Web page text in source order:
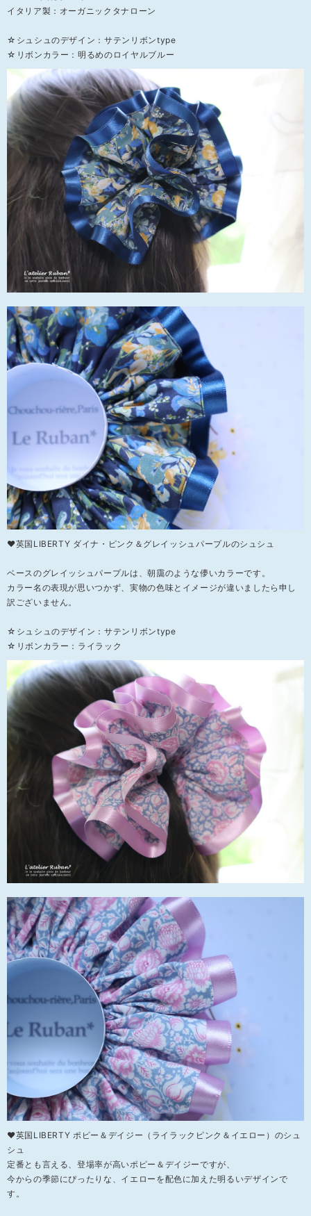
イタリア製：オーガニックタナローン
☆シュシュのデザイン：サテンリボンtype
☆リボンカラー：明るめのロイヤルブルー
❤英国LIBERTY ダイナ・ピンク＆グレイッシュパープルのシュシュ
ベースのグレイッシュパープルは、朝靄のような儚いカラーです。
カラー名の表現が思いつかず、実物の色味とイメージが違いましたら申し
訳ございません。
☆シュシュのデザイン：サテンリボンtype
☆リボンカラー：ライラック
❤英国LIBERTY ポピー＆デイジー（ライラックピンク＆イエロー）のシュ
シュ
定番とも言える、登場率が高いポピー＆デイジーですが、
今からの季節にぴったりな、イエローを配色に加えた明るいデザインで
す。